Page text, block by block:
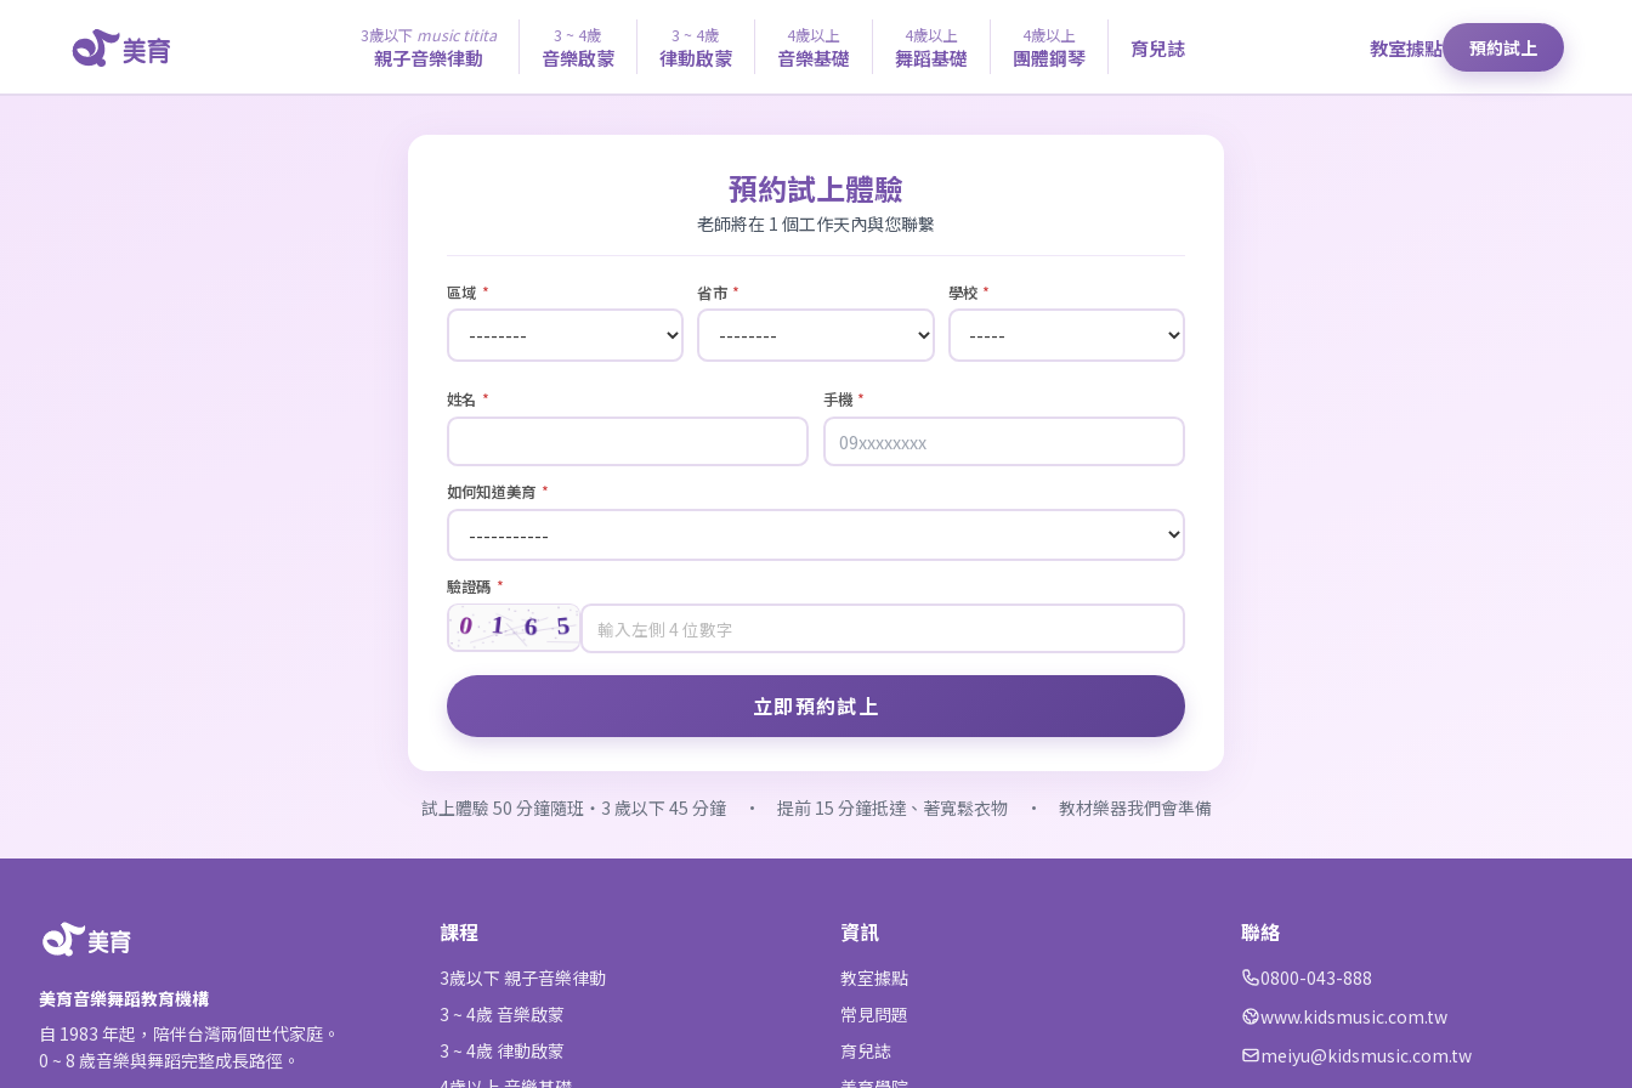
3歲以下 music titita
親子音樂律動
3 ~ 4歲
音樂啟蒙
3 ~ 4歲
律動啟蒙
4歲以上
音樂基礎
4歲以上
舞蹈基礎
4歲以上
團體鋼琴 育兒誌 教室據點 預約試上
預約試上體驗
老師將在 1 個工作天內與您聯繫
區域 * 省市 * 學校 *
姓名 * 手機 *
如何知道美育 *
驗證碼 *
試上體驗 50 分鐘隨班・3 歲以下 45 分鐘 · 提前 15 分鐘抵達、著寬鬆衣物 · 教材樂器我們會準備
美育音樂舞蹈教育機構
自 1983 年起，陪伴台灣兩個世代家庭。
0 ~ 8 歲音樂與舞蹈完整成長路徑。
課程
3歲以下 親子音樂律動
3 ~ 4歲 音樂啟蒙
3 ~ 4歲 律動啟蒙
資訊
教室據點
常見問題
育兒誌
聯絡
0800-043-888
www.kidsmusic.com.tw
meiyu@kidsmusic.com.tw